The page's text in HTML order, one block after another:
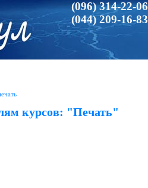
(096) 314-22-06
(044) 209-16-83
курсов: "Печать"